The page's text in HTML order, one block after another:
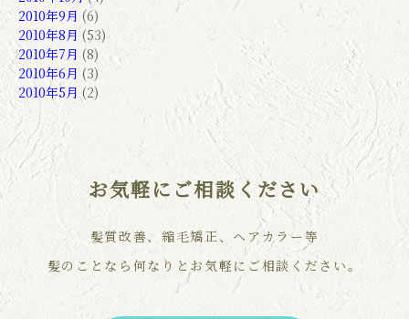
2010年9月 (6)
2010年8月 (53)
2010年7月 (8)
2010年6月 (3)
2010年5月 (2)
お気軽にご相談ください
髪質改善、縮毛矯正、ヘアカラー等
髪のことなら何なりとお気軽にご相談ください。